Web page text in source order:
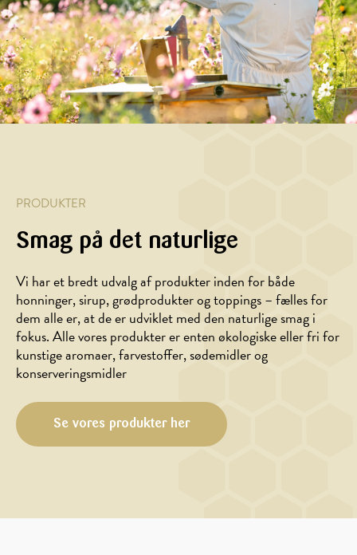
andebryst med
timian
og
rosmarin
bagte
rodfrugter
HOVEDRET,
MARINADE/DRESSING
Honningmarinerede
grønne
bønner
HOVEDRET
Galette
med
og
honning
PRODUKTER
Smag på det naturlige
Vi har et bredt udvalg af produkter inden for både
honninger, sirup, grødprodukter og toppings – fælles for
dem alle er, at de er udviklet med den naturlige smag i
fokus. Alle vores produkter er enten økologiske eller fri for
kunstige aromaer, farvestoffer, sødemidler og
konserveringsmidler
Se vores produkter her